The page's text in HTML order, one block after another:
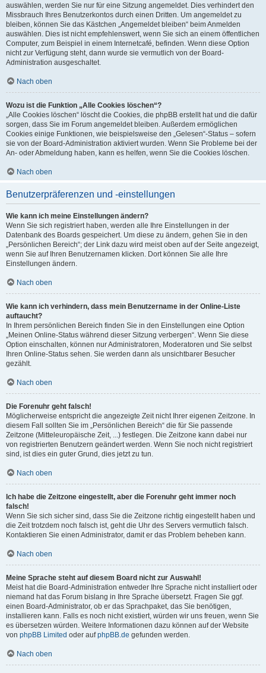
auswählen, werden Sie nur für eine Sitzung angemeldet. Dies verhindert den
Missbrauch Ihres Benutzerkontos durch einen Dritten. Um angemeldet zu
bleiben, können Sie das Kästchen „Angemeldet bleiben“ beim Anmelden
auswählen. Dies ist nicht empfehlenswert, wenn Sie sich an einem öffentlichen
Computer, zum Beispiel in einem Internetcafé, befinden. Wenn diese Option
nicht zur Verfügung steht, dann wurde sie vermutlich von der Board-
Administration ausgeschaltet.
Nach oben
Wozu ist die Funktion „Alle Cookies löschen“?
„Alle Cookies löschen“ löscht die Cookies, die phpBB erstellt hat und die dafür
sorgen, dass Sie im Forum angemeldet bleiben. Außerdem ermöglichen
Cookies einige Funktionen, wie beispielsweise den „Gelesen“-Status – sofern
sie von der Board-Administration aktiviert wurden. Wenn Sie Probleme bei der
An- oder Abmeldung haben, kann es helfen, wenn Sie die Cookies löschen.
Nach oben
Benutzerpräferenzen und -einstellungen
Wie kann ich meine Einstellungen ändern?
Wenn Sie sich registriert haben, werden alle Ihre Einstellungen in der
Datenbank des Boards gespeichert. Um diese zu ändern, gehen Sie in den
„Persönlichen Bereich“; der Link dazu wird meist oben auf der Seite angezeigt,
wenn Sie auf Ihren Benutzernamen klicken. Dort können Sie alle Ihre
Einstellungen ändern.
Nach oben
Wie kann ich verhindern, dass mein Benutzername in der Online-Liste
auftaucht?
In Ihrem persönlichen Bereich finden Sie in den Einstellungen eine Option
„Meinen Online-Status während dieser Sitzung verbergen“. Wenn Sie diese
Option einschalten, können nur Administratoren, Moderatoren und Sie selbst
Ihren Online-Status sehen. Sie werden dann als unsichtbarer Besucher
gezählt.
Nach oben
Die Forenuhr geht falsch!
Möglicherweise entspricht die angezeigte Zeit nicht Ihrer eigenen Zeitzone. In
diesem Fall sollten Sie im „Persönlichen Bereich“ die für Sie passende
Zeitzone (Mitteleuropäische Zeit, ...) festlegen. Die Zeitzone kann dabei nur
von registrierten Benutzern geändert werden. Wenn Sie noch nicht registriert
sind, ist dies ein guter Grund, dies jetzt zu tun.
Nach oben
Ich habe die Zeitzone eingestellt, aber die Forenuhr geht immer noch
falsch!
Wenn Sie sich sicher sind, dass Sie die Zeitzone richtig eingestellt haben und
die Zeit trotzdem noch falsch ist, geht die Uhr des Servers vermutlich falsch.
Kontaktieren Sie einen Administrator, damit er das Problem beheben kann.
Nach oben
Meine Sprache steht auf diesem Board nicht zur Auswahl!
Meist hat die Board-Administration entweder Ihre Sprache nicht installiert oder
niemand hat das Forum bislang in Ihre Sprache übersetzt. Fragen Sie ggf.
einen Board-Administrator, ob er das Sprachpaket, das Sie benötigen,
installieren kann. Falls es noch nicht existiert, würden wir uns freuen, wenn Sie
es übersetzen würden. Weitere Informationen dazu können auf der Website
von phpBB Limited oder aufphpBB.de gefunden werden.
Nach oben